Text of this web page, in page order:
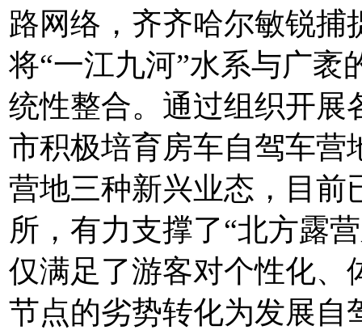
路网络，齐齐哈尔敏锐捕
将“一江九河”水系与广袤
统性整合。通过组织开展
市积极培育房车自驾车营
营地三种新兴业态，目前
所，有力支撑了“北方露
仅满足了游客对个性化、
节点的劣势转化为发展自